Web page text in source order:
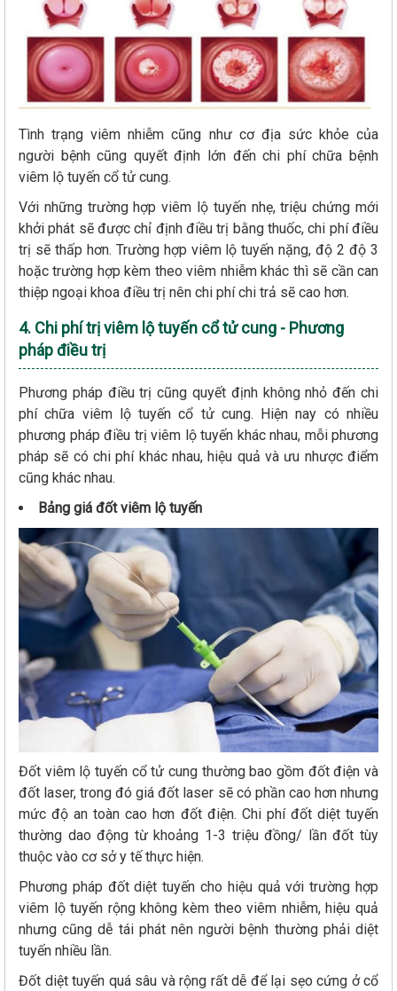
Tình trạng viêm nhiễm cũng như cơ địa sức khỏe của
người bệnh cũng quyết định lớn đến chi phí chữa bệnh
viêm lộ tuyến cổ tử cung.
Với những trường hợp viêm lộ tuyến nhẹ, triệu chứng mới
khởi phát sẽ được chỉ định điều trị bằng thuốc, chi phí điều
trị sẽ thấp hơn. Trường hợp viêm lộ tuyến nặng, độ 2 độ 3
hoặc trường hợp kèm theo viêm nhiễm khác thì sẽ cần can
thiệp ngoại khoa điều trị nên chi phí chi trả sẽ cao hơn.
4. Chi phí trị viêm lộ tuyến cổ tử cung - Phương
pháp điều trị
Phương pháp điều trị cũng quyết định không nhỏ đến chi
phí chữa viêm lộ tuyến cổ tử cung. Hiện nay có nhiều
phương pháp điều trị viêm lộ tuyến khác nhau, mỗi phương
pháp sẽ có chi phí khác nhau, hiệu quả và ưu nhược điểm
cũng khác nhau.
Bảng giá đốt viêm lộ tuyến
Đốt viêm lộ tuyến cổ tử cung thường bao gồm đốt điện và
đốt laser, trong đó giá đốt laser sẽ có phần cao hơn nhưng
mức độ an toàn cao hơn đốt điện. Chi phí đốt diệt tuyến
thường dao động từ khoảng 1-3 triệu đồng/ lần đốt tùy
thuộc vào cơ sở y tế thực hiện.
Phương pháp đốt diệt tuyến cho hiệu quả với trường hợp
viêm lộ tuyến rộng không kèm theo viêm nhiễm, hiệu quả
nhưng cũng dễ tái phát nên người bệnh thường phải diệt
tuyến nhiều lần.
Đốt diệt tuyến quá sâu và rộng rất dễ để lại sẹo cứng ở cổ